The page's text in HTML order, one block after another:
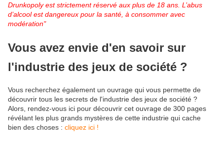
Drunkopoly est strictement réservé aux plus de 18 ans. L’abus
d’alcool est dangereux pour la santé, à consommer avec
modération"
Vous avez envie d'en savoir sur
l'industrie des jeux de société ?
Vous recherchez également un ouvrage qui vous permette de
découvrir tous les secrets de l'industrie des jeux de société ?
Alors, rendez-vous ici pour découvrir cet ouvrage de 300 pages
révélant les plus grands mystères de cette industrie qui cache
bien des choses : cliquez ici !